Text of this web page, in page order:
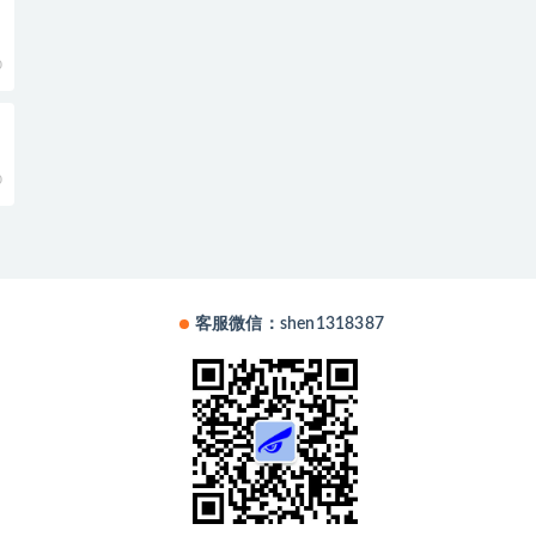
客服微信：shen1318387